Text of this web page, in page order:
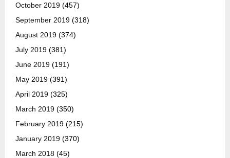
October 2019 (457)
September 2019 (318)
August 2019 (374)
July 2019 (381)
June 2019 (191)
May 2019 (391)
April 2019 (325)
March 2019 (350)
February 2019 (215)
January 2019 (370)
March 2018 (45)